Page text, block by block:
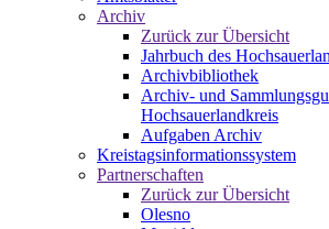
Archiv
Zurück zur Übersicht
Jahrbuch des
Archivbibliothek
Archiv- und
Hochsauerlandkreis
Aufgaben Archiv
Kreistagsinformationssystem
Partnerschaften
Zurück zur Übersicht
Olesno